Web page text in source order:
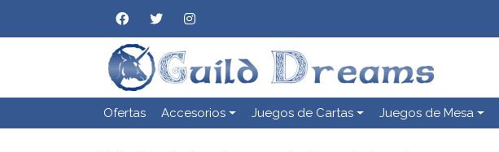
Ofertas Accesorios Juegos de Cartas Juegos de Mesa